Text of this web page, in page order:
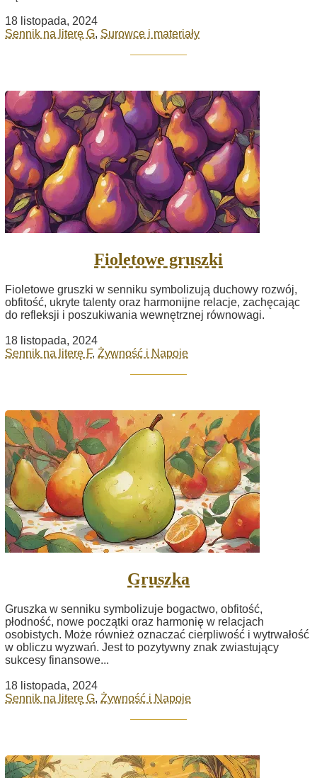
18 listopada, 2024
Sennik na literę G, Surowce i materiały
Fioletowe gruszki
Fioletowe gruszki w senniku symbolizują duchowy rozwój,
obfitość, ukryte talenty oraz harmonijne relacje, zachęcając
do refleksji i poszukiwania wewnętrznej równowagi.
18 listopada, 2024
Sennik na literę F, Żywność i Napoje
Gruszka
Gruszka w senniku symbolizuje bogactwo, obfitość,
płodność, nowe początki oraz harmonię w relacjach
osobistych. Może również oznaczać cierpliwość i wytrwałość
w obliczu wyzwań. Jest to pozytywny znak zwiastujący
sukcesy finansowe...
18 listopada, 2024
Sennik na literę G, Żywność i Napoje